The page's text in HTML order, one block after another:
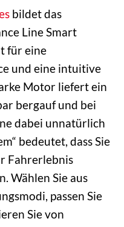
bildet das
Line Smart
für eine
und eine intuitive
Motor liefert ein
bergauf und bei
dabei unnatürlich
bedeutet, dass Sie
Fahrerlebnis
Wählen Sie aus
passen Sie
Sie von